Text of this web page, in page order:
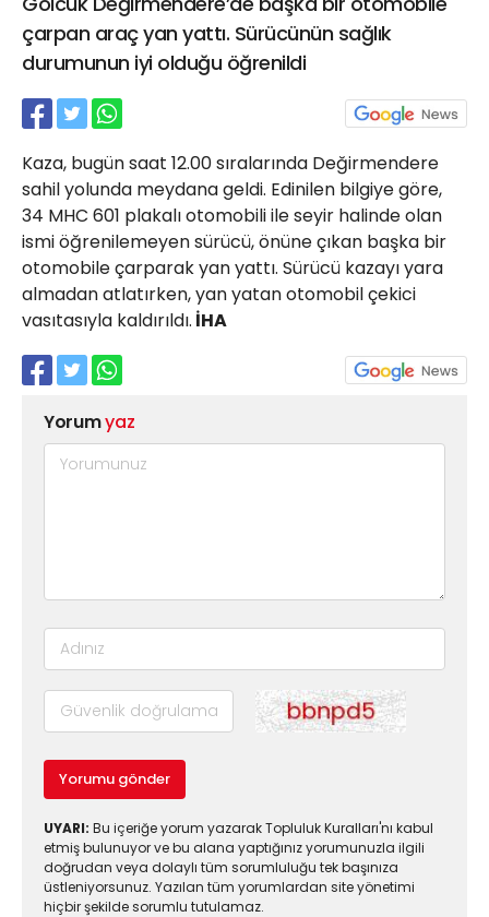
çarpan araç yan yattı. Sürücünün sağlık
durumunun iyi olduğu öğrenildi
Kaza, bugün saat 12.00 sıralarında Değirmendere
sahil yolunda meydana geldi. Edinilen bilgiye göre,
34 MHC 601 plakalı otomobili ile seyir halinde olan
ismi öğrenilemeyen sürücü, önüne çıkan başka bir
otomobile çarparak yan yattı. Sürücü kazayı yara
almadan atlatırken, yan yatan otomobil çekici
vasıtasıyla kaldırıldı. İHA
Yorumyaz
Yorumu gönder
UYARI: Bu içeriğe yorum yazarak Topluluk Kuralları'nı kabul
etmiş bulunuyor ve bu alana yaptığınız yorumunuzla ilgili
doğrudan veya dolaylı tüm sorumluluğu tek başınıza
üstleniyorsunuz. Yazılan tüm yorumlardan site yönetimi
hiçbir şekilde sorumlu tutulamaz.
21 Gölcük
02624132333